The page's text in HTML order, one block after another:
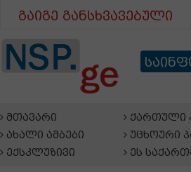
გაიგე განსხვავებული
მთავარი
ახალი ამბები
ექსკლუზივი
ქართული
უცხოური
ეს